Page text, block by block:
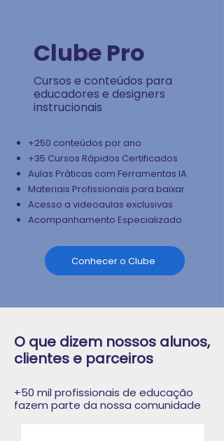
Clube Pro
Cursos e conteúdos para
educadores e designers
instrucionais
+250 conteúdos por ano
+35 Cursos Rápidos Certificados
Aulas Práticas com Ferramentas IA
Materiais Profissionais para baixar
Acesso a videoaulas exclusivas
Acompanhamento Especializado
Conhecer o Clube
O que dizem nossos alunos,
clientes e parceiros
+50 mil profissionais de educação
fazem parte da nossa comunidade